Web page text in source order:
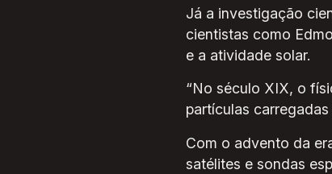
Já a investigação
cientistas como
e a atividade solar.
“No século XIX, o
partículas
Com o advento da
satélites e sondas